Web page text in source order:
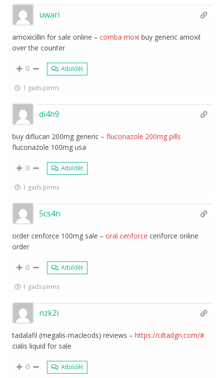
uwari
amoxicillin for sale online –comba moxi buy generic amoxil
over the counter
0 Atbildēt
1 gads pirms
di4h9
buy diflucan 200mg generic –fluconazole 200mg pills
fluconazole 100mg usa
0 Atbildēt
1 gads pirms
5cs4n
order cenforce 100mg sale –oral cenforce cenforce online
order
0 Atbildēt
1 gads pirms
nzk2i
tadalafil (megalis-macleods) reviews –https://ciltadgn.com/#
cialis liquid for sale
0 Atbildēt